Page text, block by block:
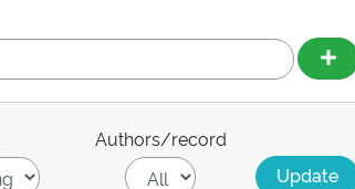
Authors/record